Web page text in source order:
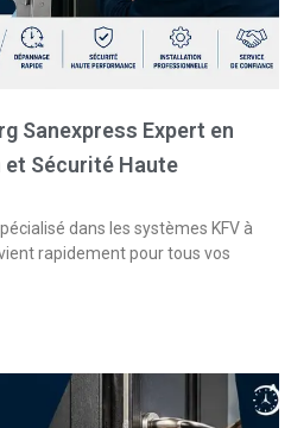
Sanexpress Expert en
et Sécurité Haute
dans les systèmes KFV à
rapidement pour tous vos